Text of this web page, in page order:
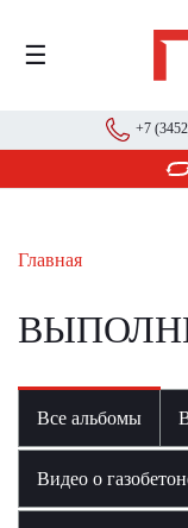
☰
+7
Главная
Все альбомы
Видео о